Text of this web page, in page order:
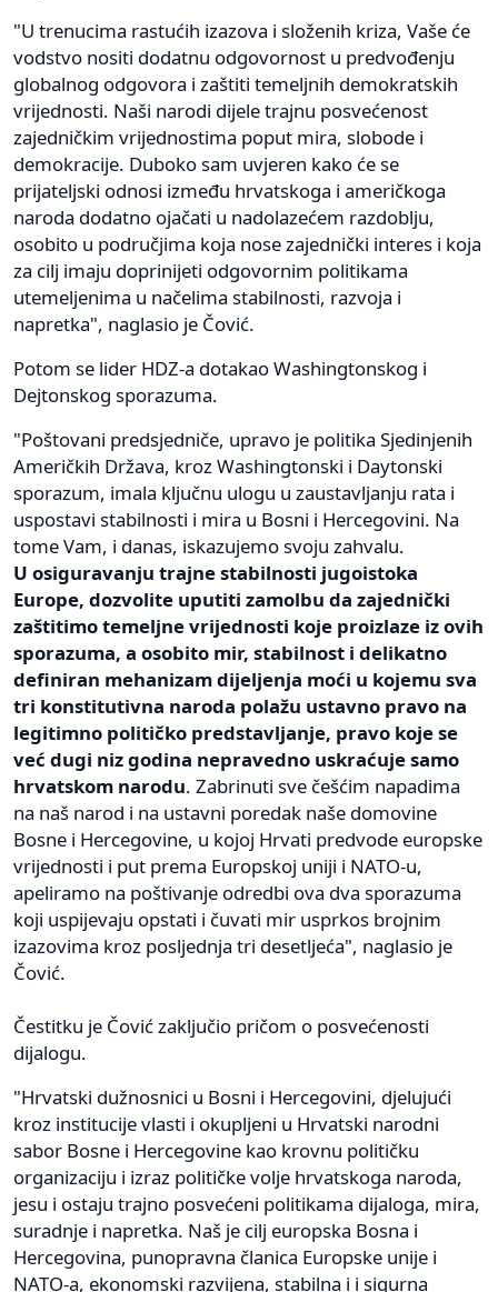
"U trenucima rastućih izazova i složenih kriza, Vaše će
vodstvo nositi dodatnu odgovornost u predvođenju
globalnog odgovora i zaštiti temeljnih demokratskih
vrijednosti. Naši narodi dijele trajnu posvećenost
zajedničkim vrijednostima poput mira, slobode i
demokracije. Duboko sam uvjeren kako će se
prijateljski odnosi između hrvatskoga i američkoga
naroda dodatno ojačati u nadolazećem razdoblju,
osobito u područjima koja nose zajednički interes i koja
za cilj imaju doprinijeti odgovornim politikama
utemeljenima u načelima stabilnosti, razvoja i
napretka", naglasio je Čović.
Potom se lider HDZ-a dotakao Washingtonskog i
Dejtonskog sporazuma.
"Poštovani predsjedniče, upravo je politika Sjedinjenih
Američkih Država, kroz Washingtonski i Daytonski
sporazum, imala ključnu ulogu u zaustavljanju rata i
uspostavi stabilnosti i mira u Bosni i Hercegovini. Na
tome Vam, i danas, iskazujemo svoju zahvalu.
U osiguravanju trajne stabilnosti jugoistoka
Europe, dozvolite uputiti zamolbu da zajednički
zaštitimo temeljne vrijednosti koje proizlaze iz ovih
sporazuma, a osobito mir, stabilnost i delikatno
definiran mehanizam dijeljenja moći u kojemu sva
tri konstitutivna naroda polažu ustavno pravo na
legitimno političko predstavljanje, pravo koje se
već dugi niz godina nepravedno uskraćuje samo
hrvatskom narodu. Zabrinuti sve češćim napadima
na naš narod i na ustavni poredak naše domovine
Bosne i Hercegovine, u kojoj Hrvati predvode europske
vrijednosti i put prema Europskoj uniji i NATO-u,
apeliramo na poštivanje odredbi ova dva sporazuma
koji uspijevaju opstati i čuvati mir usprkos brojnim
izazovima kroz posljednja tri desetljeća", naglasio je
Čović.
Čestitku je Čović zaključio pričom o posvećenosti
dijalogu.
"Hrvatski dužnosnici u Bosni i Hercegovini, djelujući
kroz institucije vlasti i okupljeni u Hrvatski narodni
sabor Bosne i Hercegovine kao krovnu političku
organizaciju i izraz političke volje hrvatskoga naroda,
jesu i ostaju trajno posvećeni politikama dijaloga, mira,
suradnje i napretka. Naš je cilj europska Bosna i
Hercegovina, punopravna članica Europske unije i
NATO-a, ekonomski razvijena, stabilna i i sigurna